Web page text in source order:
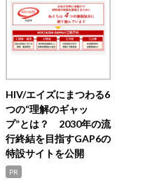
HIV/エイズにまつわる6
つの“理解のギャッ
プ”とは？ 2030年の流
行終結を目指すGAP6の
特設サイトを公開
PR